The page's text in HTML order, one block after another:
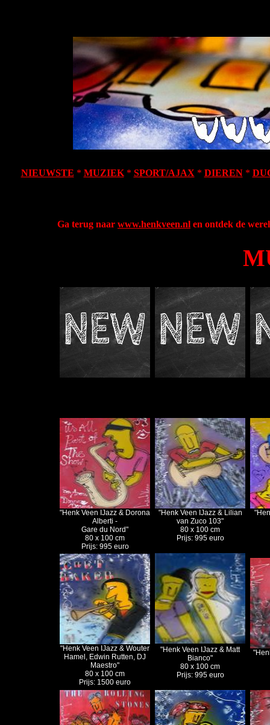
NIEUWSTE * MUZIEK * SPORT/AJAX * DIEREN *
Ga terug naar www.henkveen.nl en ontdek de
"Henk Veen IJazz & Dorona
Alberti -
Gare du Nord"
80 x 100 cm
Prijs: 995 euro
"Henk Veen IJazz & Lilian
van Zuco 103"
80 x 100 cm
Prijs: 995 euro
"Henk Veen IJazz & Wouter
Hamel, Edwin Rutten, DJ
Maestro"
80 x 100 cm
Prijs: 1500 euro
"Henk Veen IJazz & Matt
Bianco"
80 x 100 cm
Prijs: 995 euro